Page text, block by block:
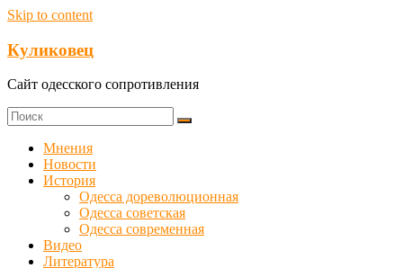
Skip to content
Куликовец
Сайт одесского сопротивления
Мнения
Новости
История
Одесса дореволюционная
Одесса советская
Одесса современная
Видео
Литература